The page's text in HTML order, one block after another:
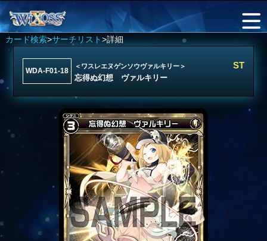
カード検索>サーチリスト>詳細
WDA-F01-18
＜ワスレエヌゲンソウヴァルキリー＞
忘得ぬ幻想 ヴァルキリー
ST